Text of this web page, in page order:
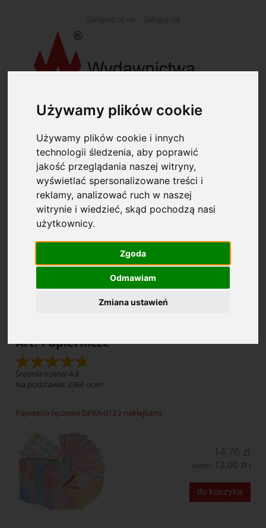
Używamy plików cookie
Używamy plików cookie i innych
technologii śledzenia, aby poprawić
jakość przeglądania naszej witryny,
wyświetlać spersonalizowane treści i
reklamy, analizować ruch w naszej
witrynie i wiedzieć, skąd pochodzą nasi
użytkownicy.
Zgoda
Odmawiam
Zmiana ustawień
Opcje przeglądania
Kategorie: (wybierz)
Dostępność: (wybierz)
Art. Papiernicze
Średnia ocena: 4.8
Na podstawie: 2366 ocen
Papeteria tęczowa DPKA-013 z naklejkami
(netto: 12,00 zł )
do koszyka